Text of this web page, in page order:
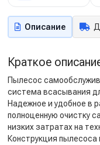
Описание
Краткое
Пылесос
система всасывания
Надежное и удобное в
полноценную очистку
низких затратах на
Конструкция